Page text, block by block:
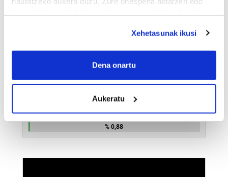
If you allow, we would also like to:
Collect information about your geographical
meters
Identify your device by actively scanning it for
specific characteristics (fingerprinting)
Find out more about how your personal data is processed
and set your preferences in thedetails section.
Xehetasunak ikusi
Dena onartu
Aukeratu
Fokuen begiradapean
% 0,88